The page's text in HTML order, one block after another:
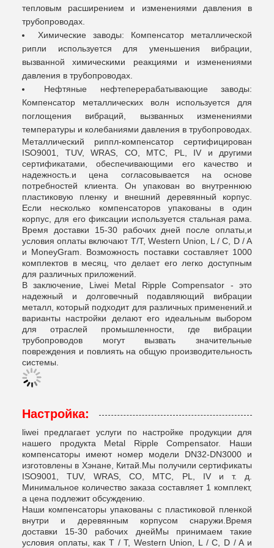
тепловым расширением и изменениями давления в
трубопроводах.
Химические заводы: Компенсатор металлической
рипли используется для уменьшения вибрации,
вызванной химическими реакциями и изменениями
давления в трубопроводах.
Нефтяные нефтеперерабатывающие заводы:
Компенсатор металлических волн используется для
поглощения вибраций, вызванных изменениями
температуры и колебаниями давления в трубопроводах.
Металлический риппл-компенсатор сертифицирован
ISO9001, TUV, WRAS, CO, MTC, PL, IV и другими
сертификатами, обеспечивающими его качество и
надежность.и цена согласовывается на основе
потребностей клиента. Он упакован во внутреннюю
пластиковую пленку и внешний деревянный корпус.
Если несколько компенсаторов упакованы в один
корпус, для его фиксации используется стальная рама.
Время доставки 15-30 рабочих дней после оплаты,и
условия оплаты включают T/T, Western Union, L / C, D / A
и MoneyGram. Возможность поставки составляет 1000
комплектов в месяц, что делает его легко доступным
для различных приложений.
В заключение, Liwei Metal Ripple Compensator - это
надежный и долговечный подавляющий вибрации
металл, который подходит для различных применений.и
варианты настройки делают его идеальным выбором
для отраслей промышленности, где вибрации
трубопроводов могут вызвать значительные
повреждения и повлиять на общую производительность
системы.
Настройка:
liwei предлагает услуги по настройке продукции для
нашего продукта Metal Ripple Compensator. Наши
компенсаторы имеют номер модели DN32-DN3000 и
изготовлены в Хэнане, Китай.Мы получили сертификаты
ISO9001, TUV, WRAS, CO, MTC, PL, IV и т. д.
Минимальное количество заказа составляет 1 комплект,
а цена подлежит обсуждению.
Наши компенсаторы упакованы с пластиковой пленкой
внутри и деревянным корпусом снаружи.Время
доставки 15-30 рабочих днейМы принимаем такие
условия оплаты, как T / T, Western Union, L / C, D / A и